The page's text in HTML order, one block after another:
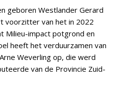
geboren Westlander Gerard
voorzitter van het in 2022
Milieu-impact potgrond en
heeft het verduurzamen van
Weverling op, die werd
van de Provincie Zuid-